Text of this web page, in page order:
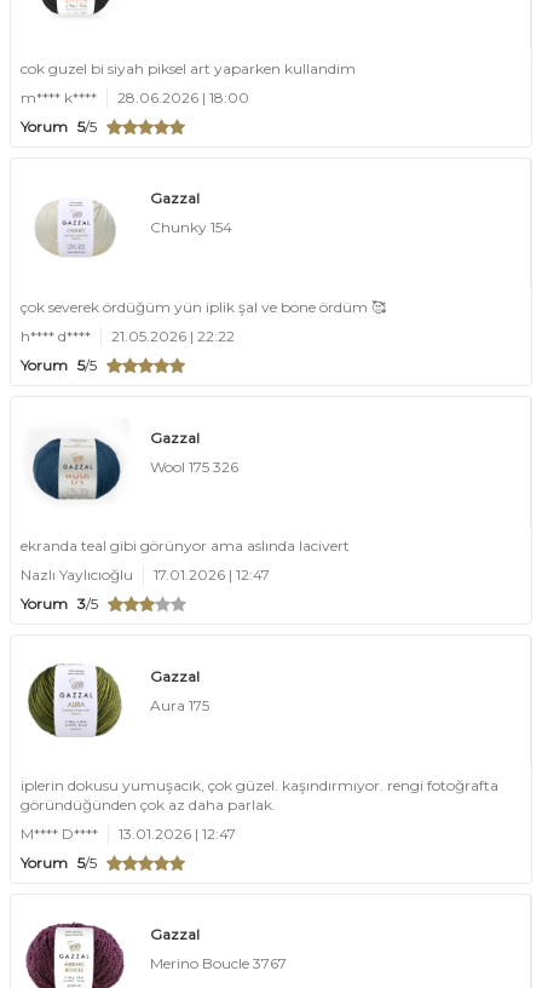
cok guzel bi siyah piksel art yaparken kullandim
m**** k****
28.06.2026 | 18:00
Yorum 5/5
Gazzal
Chunky 154
çok severek ördüğüm yün iplik şal ve bone ördüm 🥰
h**** d****
21.05.2026 | 22:22
Yorum 5/5
Gazzal
Wool 175 326
ekranda teal gibi görünyor ama aslında lacivert
Nazlı Yaylıcıoğlu
17.01.2026 | 12:47
Yorum 3/5
Gazzal
Aura 175
iplerin dokusu yumuşacık, çok güzel. kaşındırmıyor. rengi fotoğrafta
göründüğünden çok az daha parlak.
M**** D****
13.01.2026 | 12:47
Yorum 5/5
Gazzal
Merino Boucle 3767